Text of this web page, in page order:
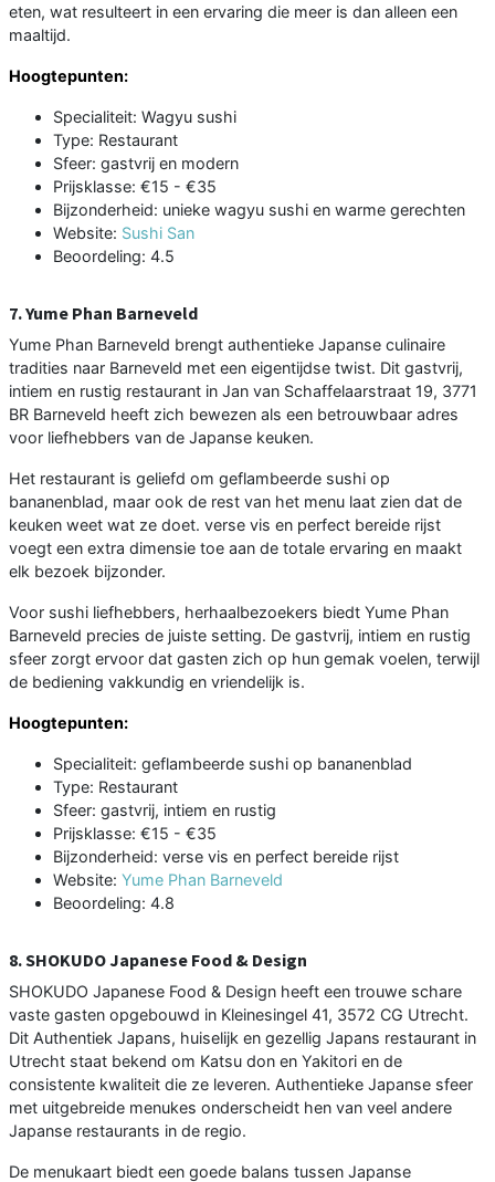
eten, wat resulteert in een ervaring die meer is dan alleen een
maaltijd.
Hoogtepunten:
Specialiteit: Wagyu sushi
Type: Restaurant
Sfeer: gastvrij en modern
Prijsklasse: €15 - €35
Bijzonderheid: unieke wagyu sushi en warme gerechten
Website: Sushi San
Beoordeling: 4.5
7. Yume Phan Barneveld
Yume Phan Barneveld brengt authentieke Japanse culinaire
tradities naar Barneveld met een eigentijdse twist. Dit gastvrij,
intiem en rustig restaurant in Jan van Schaffelaarstraat 19, 3771
BR Barneveld heeft zich bewezen als een betrouwbaar adres
voor liefhebbers van de Japanse keuken.
Het restaurant is geliefd om geflambeerde sushi op
bananenblad, maar ook de rest van het menu laat zien dat de
keuken weet wat ze doet. verse vis en perfect bereide rijst
voegt een extra dimensie toe aan de totale ervaring en maakt
elk bezoek bijzonder.
Voor sushi liefhebbers, herhaalbezoekers biedt Yume Phan
Barneveld precies de juiste setting. De gastvrij, intiem en rustig
sfeer zorgt ervoor dat gasten zich op hun gemak voelen, terwijl
de bediening vakkundig en vriendelijk is.
Hoogtepunten:
Specialiteit: geflambeerde sushi op bananenblad
Type: Restaurant
Sfeer: gastvrij, intiem en rustig
Prijsklasse: €15 - €35
Bijzonderheid: verse vis en perfect bereide rijst
Website: Yume Phan Barneveld
Beoordeling: 4.8
8. SHOKUDO Japanese Food & Design
SHOKUDO Japanese Food & Design heeft een trouwe schare
vaste gasten opgebouwd in Kleinesingel 41, 3572 CG Utrecht.
Dit Authentiek Japans, huiselijk en gezellig Japans restaurant in
Utrecht staat bekend om Katsu don en Yakitori en de
consistente kwaliteit die ze leveren. Authentieke Japanse sfeer
met uitgebreide menukes onderscheidt hen van veel andere
Japanse restaurants in de regio.
De menukaart biedt een goede balans tussen Japanse